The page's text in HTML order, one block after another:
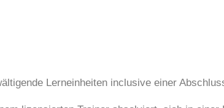
Lerneinheiten inclusive einer